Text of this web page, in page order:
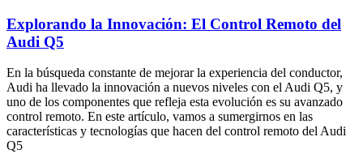
Explorando la Innovación: El Control Remoto del
Audi Q5
En la búsqueda constante de mejorar la experiencia del conductor,
Audi ha llevado la innovación a nuevos niveles con el Audi Q5, y
uno de los componentes que refleja esta evolución es su avanzado
control remoto. En este artículo, vamos a sumergirnos en las
características y tecnologías que hacen del control remoto del Audi
Q5